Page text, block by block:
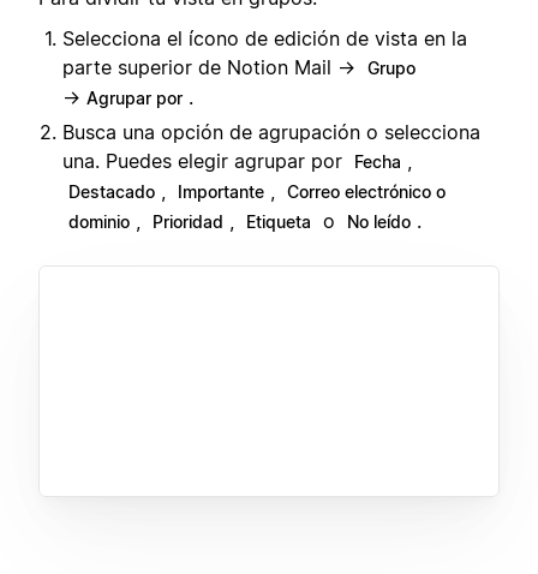
Selecciona el ícono de edición de vista en la
parte superior de Notion Mail →
Grupo
→ Agrupar por .
Busca una opción de agrupación o selecciona
una. Puedes elegir agrupar por
Fecha ,
Destacado , Importante , Correo electrónico o
dominio , Prioridad , Etiqueta o No leído .